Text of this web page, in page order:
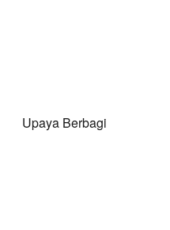
Upaya Berbagi